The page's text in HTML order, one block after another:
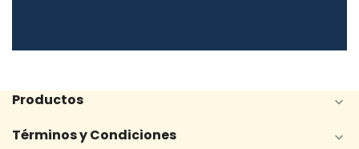
Productos 
Términos y Condiciones 